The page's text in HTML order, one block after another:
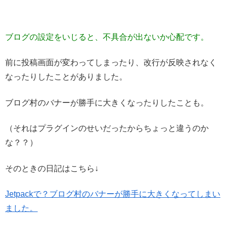
ブログの設定をいじると、不具合が出ないか心配です。
前に投稿画面が変わってしまったり、改行が反映されなく
なったりしたことがありました。
ブログ村のバナーが勝手に大きくなったりしたことも。
（それはプラグインのせいだったからちょっと違うのか
な？？）
そのときの日記はこちら↓
Jetpackで？ブログ村のバナーが勝手に大きくなってしまい
ました。